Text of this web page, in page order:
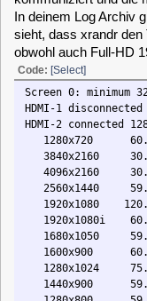
Und zwar mit der iGPU.
die neue GT730 im
Herzlichen Dank für Deine
Viele Grüße
Stefan
MLD-6.x /
Jump
Up Next Page
Users Online
0 Members and 1 Guest are